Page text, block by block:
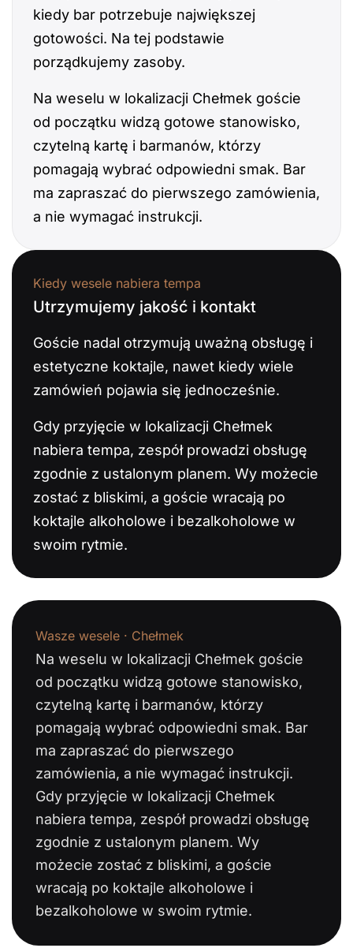
kiedy bar potrzebuje największej
gotowości. Na tej podstawie
porządkujemy zasoby.
Na weselu w lokalizacji Chełmek goście
od początku widzą gotowe stanowisko,
czytelną kartę i barmanów, którzy
pomagają wybrać odpowiedni smak. Bar
ma zapraszać do pierwszego zamówienia,
a nie wymagać instrukcji.
Kiedy wesele nabiera tempa
Utrzymujemy jakość i kontakt
Goście nadal otrzymują uważną obsługę i
estetyczne koktajle, nawet kiedy wiele
zamówień pojawia się jednocześnie.
Gdy przyjęcie w lokalizacji Chełmek
nabiera tempa, zespół prowadzi obsługę
zgodnie z ustalonym planem. Wy możecie
zostać z bliskimi, a goście wracają po
koktajle alkoholowe i bezalkoholowe w
swoim rytmie.
Wasze wesele · Chełmek
Na weselu w lokalizacji Chełmek goście
od początku widzą gotowe stanowisko,
czytelną kartę i barmanów, którzy
pomagają wybrać odpowiedni smak. Bar
ma zapraszać do pierwszego
zamówienia, a nie wymagać instrukcji.
Gdy przyjęcie w lokalizacji Chełmek
nabiera tempa, zespół prowadzi obsługę
zgodnie z ustalonym planem. Wy
możecie zostać z bliskimi, a goście
wracają po koktajle alkoholowe i
bezalkoholowe w swoim rytmie.